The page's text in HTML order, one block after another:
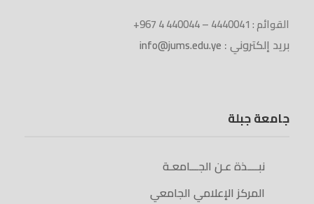
القوائم : 4440041 – 440044 4 967+
بريد إلكتروني : info@jums.edu.ye
جامعة جبلة
نبــــذة عـن الجـــامعـة
المركز الإعلامي الجامعي